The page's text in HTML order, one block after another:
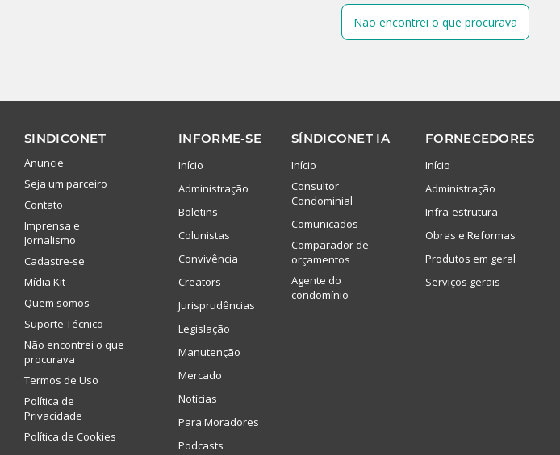
Não encontrei o que procurava
SINDICONET
Anuncie
Seja um parceiro
Contato
Imprensa e
Jornalismo
Cadastre-se
Mídia Kit
Quem somos
Suporte Técnico
Não encontrei o que
procurava
Termos de Uso
Política de
Privacidade
Política de Cookies
INFORME-SE
Início
Administração
Boletins
Colunistas
Convivência
Creators
Jurisprudências
Legislação
Manutenção
Mercado
Notícias
Para Moradores
Podcasts
SÍNDICONET IA
Início
Consultor
Condominial
Comunicados
Comparador de
orçamentos
Agente do
condomínio
FORNECEDORES
Início
Administração
Infra-estrutura
Obras e Reformas
Produtos em geral
Serviços gerais